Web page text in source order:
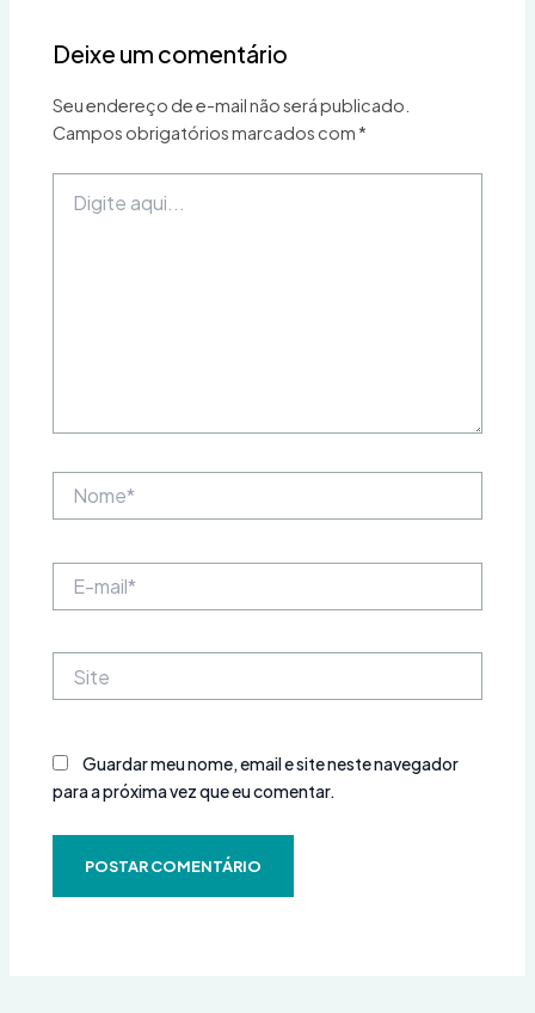
Deixe um comentário
Seu endereço de e-mail não será publicado.
Campos obrigatórios marcados com*
aqui...
mail*
Guardar meu nome, email e site neste navegador
para a próxima vez que eu comentar.